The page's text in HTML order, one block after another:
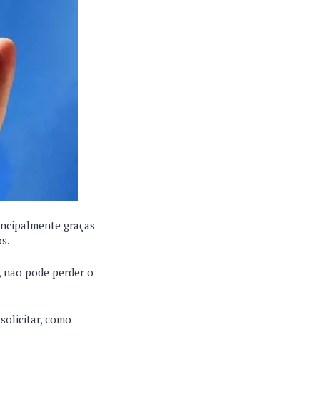
graças
não pode perder o
como